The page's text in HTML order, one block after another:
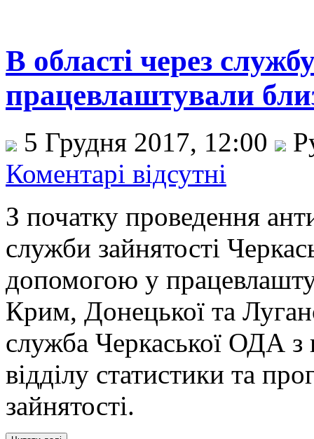
В області через
працевлаштували
5 Грудня 2017, 12:00
Коментарі відсутні
З початку проведення
служби зайнятості
допомогою у
Крим, Донецької та
служба Черкаської ОДА
відділу статистики та
зайнятості.